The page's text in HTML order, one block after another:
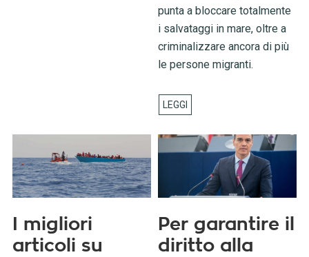
punta a bloccare totalmente
i salvataggi in mare, oltre a
criminalizzare ancora di più
le persone migranti.
I migliori
articoli su
Per garantire il
diritto alla